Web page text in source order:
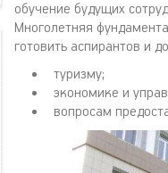
обучение будущих
Многолетняя
готовить аспирантов и
туризму;
экономике и
вопросам